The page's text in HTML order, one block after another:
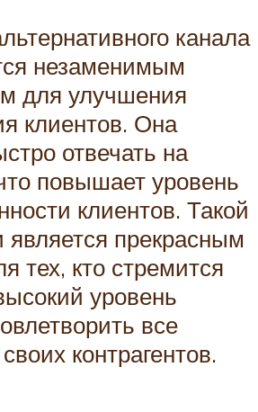
канала
незаменимым
для улучшения
клиентов. Она
отвечать на
повышает уровень
клиентов. Такой
является прекрасным
тех, кто стремится
уровень
все
контрагентов.